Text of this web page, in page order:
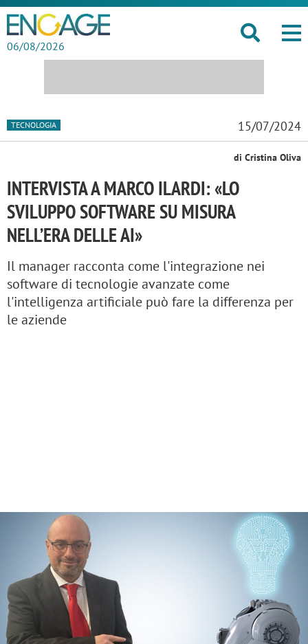
06/08/2026
TECNOLOGIA 15/07/2024
di Cristina Oliva
INTERVISTA A MARCO ILARDI: «LO
SVILUPPO SOFTWARE SU MISURA
NELL’ERA DELLE AI»
Il manager racconta come l'integrazione nei
software di tecnologie avanzate come
l'intelligenza artificiale può fare la differenza per
le aziende